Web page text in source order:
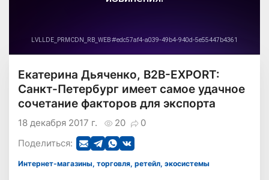
Екатерина Дьяченко, B2B-EXPORT:
Санкт-Петербург имеет самое удачное
сочетание факторов для экспорта
20 0
18 декабря 2017 г.
Поделиться:
Интернет-магазины, торговля, ретейл, экосистемы